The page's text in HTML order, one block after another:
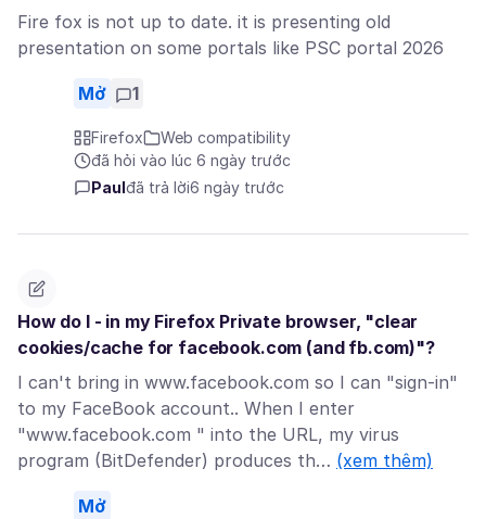
Fire fox is not up to date. it is presenting old
presentation on some portals like PSC portal 2026
Mở 1
Firefox
Web compatibility
đã hỏi vào lúc 6 ngày trước
Paul đã trả lời6 ngày trước
How do I - in my Firefox Private browser, "clear
cookies/cache for facebook.com (and fb.com)"?
I can't bring in www.facebook.com so I can "sign-in"
to my FaceBook account.. When I enter
"www.facebook.com " into the URL, my virus
program (BitDefender) produces th… (xem thêm)
Mở